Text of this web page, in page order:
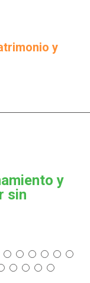
y
y
sin